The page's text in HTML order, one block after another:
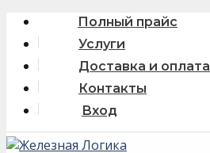
Skip
content
Полный прайс
Услуги
Доставка и оплата
Контакты
Вход